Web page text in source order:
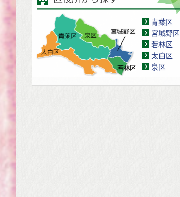
青葉区
宮城野区
若林区
太白区
泉区